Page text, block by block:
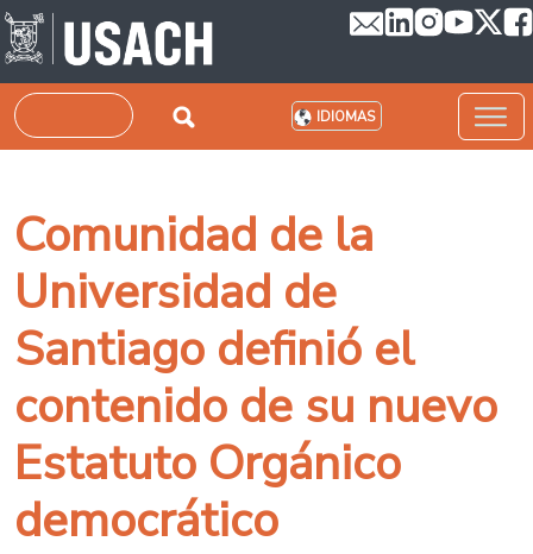
Pasar al contenido principal
Buscar IDIOMAS
Comunidad de la
Universidad de
Santiago definió el
contenido de su nuevo
Estatuto Orgánico
democrático